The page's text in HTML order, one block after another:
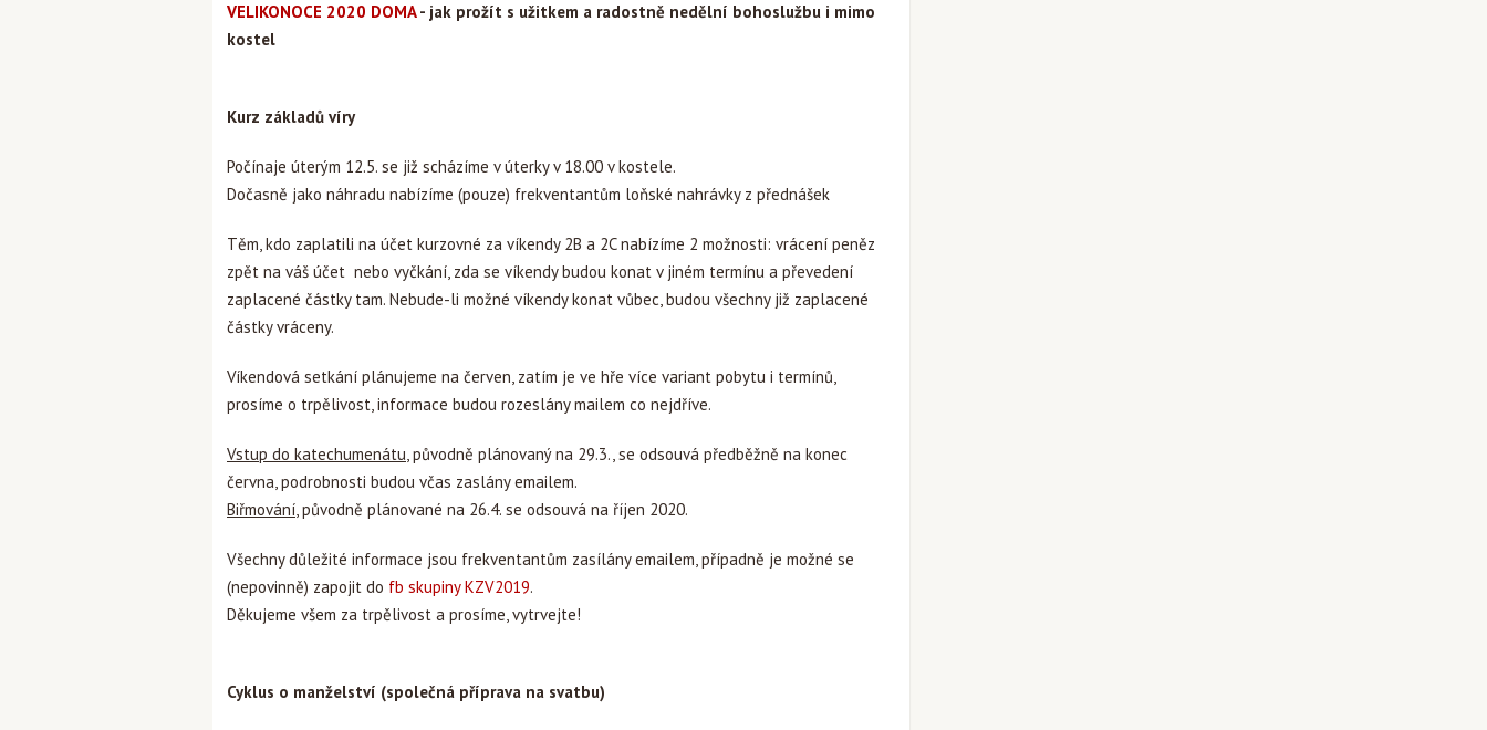
VELIKONOCE 2020 DOMA- jak prožít s užitkem a radostně nedělní bohoslužbu i mimo
kostel
Kurz základů víry
Počínaje úterým 12.5. se již scházíme v úterky v 18.00 v kostele.
Dočasně jako náhradu nabízíme (pouze) frekventantům loňské nahrávky z přednášek
Těm, kdo zaplatili na účet kurzovné za víkendy 2B a 2C nabízíme 2 možnosti: vrácení peněz
zpět na váš účet nebo vyčkání, zda se víkendy budou konat v jiném termínu a převedení
zaplacené částky tam. Nebude-li možné víkendy konat vůbec, budou všechny již zaplacené
částky vráceny.
Víkendová setkání plánujeme na červen, zatím je ve hře více variant pobytu i termínů,
prosíme o trpělivost, informace budou rozeslány mailem co nejdříve.
Vstup do katechumenátu, původně plánovaný na 29.3., se odsouvá předběžně na konec
června, podrobnosti budou včas zaslány emailem.
Biřmování, původně plánované na 26.4. se odsouvá na říjen 2020.
Všechny důležité informace jsou frekventantům zasílány emailem, případně je možné se
(nepovinně) zapojit do fb skupiny KZV2019.
Děkujeme všem za trpělivost a prosíme, vytrvejte!
Cyklus o manželství (společná příprava na svatbu)